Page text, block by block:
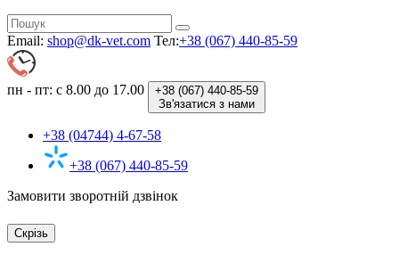
Email: shop@dk-vet.com Тел:+38 (067) 440-85-59
пн - пт: с 8.00 до 17.00 +38 (067) 440-85-59
Зв'язатися з нами
+38 (04744) 4-67-58
+38 (067) 440-85-59
Замовити зворотній дзвінок
Скрізь